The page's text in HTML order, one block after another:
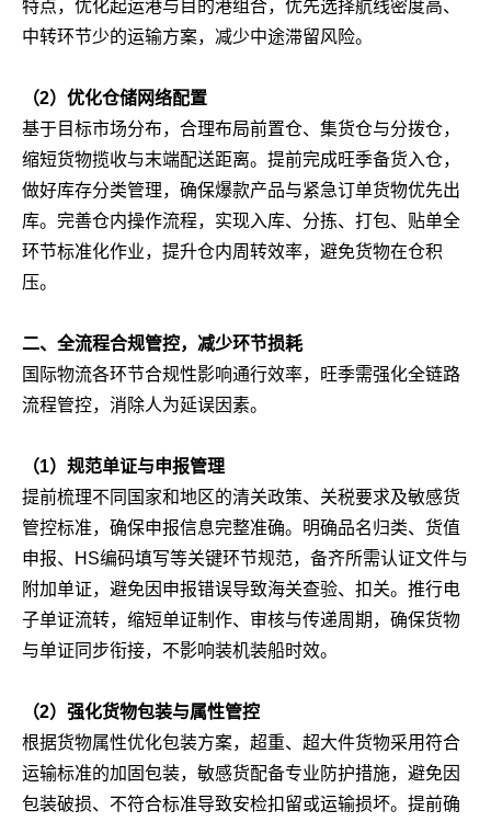
特点，优化起运港与目的港组合，优先选择航线密度高、
中转环节少的运输方案，减少中途滞留风险。
（2）优化仓储网络配置
基于目标市场分布，合理布局前置仓、集货仓与分拨仓，
缩短货物揽收与末端配送距离。提前完成旺季备货入仓，
做好库存分类管理，确保爆款产品与紧急订单货物优先出
库。完善仓内操作流程，实现入库、分拣、打包、贴单全
环节标准化作业，提升仓内周转效率，避免货物在仓积
压。
二、全流程合规管控，减少环节损耗
国际物流各环节合规性影响通行效率，旺季需强化全链路
流程管控，消除人为延误因素。
（1）规范单证与申报管理
提前梳理不同国家和地区的清关政策、关税要求及敏感货
管控标准，确保申报信息完整准确。明确品名归类、货值
申报、HS编码填写等关键环节规范，备齐所需认证文件与
附加单证，避免因申报错误导致海关查验、扣关。推行电
子单证流转，缩短单证制作、审核与传递周期，确保货物
与单证同步衔接，不影响装机装船时效。
（2）强化货物包装与属性管控
根据货物属性优化包装方案，超重、超大件货物采用符合
运输标准的加固包装，敏感货配备专业防护措施，避免因
包装破损、不符合标准导致安检扣留或运输损坏。提前确